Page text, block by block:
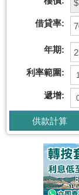
$
借貸率:
年期:
利率範圍:
遞增: